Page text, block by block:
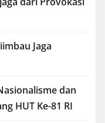
Jaga
dan
HUT Ke-81 RI